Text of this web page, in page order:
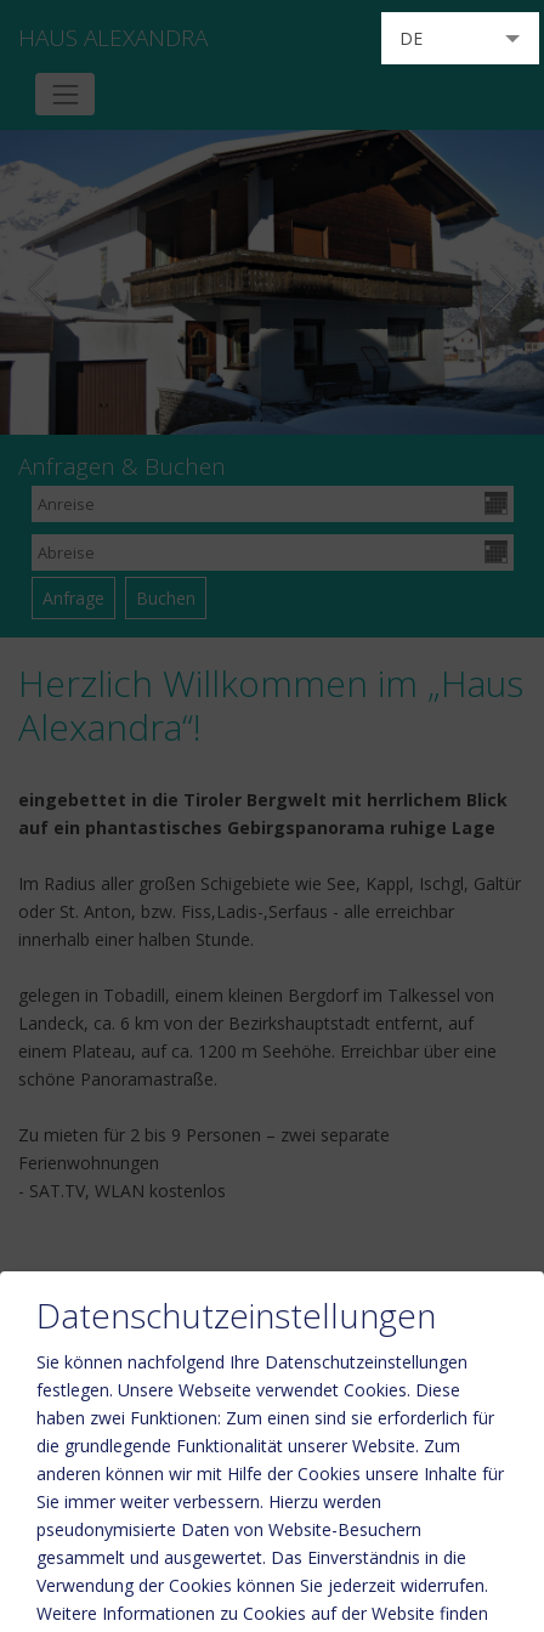
HAUS ALEXANDRA DE
FR
IT
NL
Anfragen & Buchen
Herzlich Willkommen im „Haus
Alexandra“!
eingebettet in die Tiroler Bergwelt mit herrlichem Blick
auf ein phantastisches Gebirgspanorama ruhige Lage
Im Radius aller großen Schigebiete wie See, Kappl, Ischgl, Galtür
oder St. Anton, bzw. Fiss,Ladis-,Serfaus - alle erreichbar
innerhalb einer halben Stunde.
gelegen in Tobadill, einem kleinen Bergdorf im Talkessel von
Landeck, ca. 6 km von der Bezirkshauptstadt entfernt, auf
einem Plateau, auf ca. 1200 m Seehöhe. Erreichbar über eine
schöne Panoramastraße.
Zu mieten für 2 bis 9 Personen – zwei separate
Ferienwohnungen
- SAT.TV, WLAN kostenlos
Bitte aktivieren Sie in den Cookie Einstellungen die Option
"Funktionalität" für die korrekte Map-Darstellung
Cookie Einstellungen
Datenschutzeinstellungen
Sie können nachfolgend Ihre Datenschutzeinstellungen
festlegen. Unsere Webseite verwendet Cookies. Diese
haben zwei Funktionen: Zum einen sind sie erforderlich für
die grundlegende Funktionalität unserer Website. Zum
anderen können wir mit Hilfe der Cookies unsere Inhalte für
Sie immer weiter verbessern. Hierzu werden
pseudonymisierte Daten von Website-Besuchern
gesammelt und ausgewertet. Das Einverständnis in die
Verwendung der Cookies können Sie jederzeit widerrufen.
Weitere Informationen zu Cookies auf der Website finden